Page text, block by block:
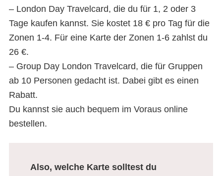
– London Day Travelcard, die du für 1, 2 oder 3
Tage kaufen kannst. Sie kostet 18 € pro Tag für die
Zonen 1-4. Für eine Karte der Zonen 1-6 zahlst du
26 €.
– Group Day London Travelcard, die für Gruppen
ab 10 Personen gedacht ist. Dabei gibt es einen
Rabatt.
Du kannst sie auch bequem im Voraus online
bestellen.
Also, welche Karte solltest du